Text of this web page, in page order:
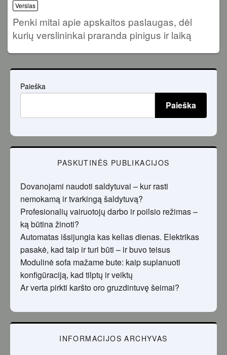
Verslas
Penki mitai apie apskaitos paslaugas, dėl
kurių verslininkai praranda pinigus ir laiką
Paieška
Paieška
PASKUTINĖS PUBLIKACIJOS
Dovanojami naudoti saldytuvai – kur rasti
nemokamą ir tvarkingą šaldytuvą?
Profesionalių vairuotojų darbo ir poilsio režimas –
ką būtina žinoti?
Automatas išsijungia kas kelias dienas. Elektrikas
pasakė, kad taip ir turi būti – ir buvo teisus
Modulinė sofa mažame bute: kaip suplanuoti
konfigūraciją, kad tilptų ir veiktų
Ar verta pirkti karšto oro gruzdintuvę šeimai?
INFORMACIJOS ARCHYVAS